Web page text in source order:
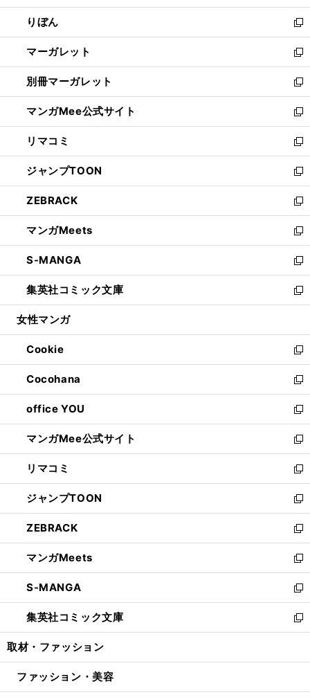
開
く
ウ
で
開
く
ン
ド
ウ
で
開
く
ウ
ィ
ン
ド
ウ
で
開
く
りぼん
新
し
い
ウ
ィ
ン
ド
ウ
で
開
く
マーガレット
新
し
い
ウ
ィ
ン
ド
ウ
で
開
く
別冊マーガレット
新
し
い
ウ
ィ
ン
ド
ウ
で
開
く
マンガMee公式サイト
新
し
い
ウ
ィ
ン
ド
ウ
で
開
く
リマコミ
新
し
い
ウ
ィ
ン
ド
ウ
で
開
く
ジャンプTOON
新
し
い
ウ
ィ
ン
ド
ウ
で
開
ZEBRACK
新
し
い
ウ
ィ
ン
ド
ウ
開
く
マンガMeets
新
し
い
ウ
ィ
ン
ウ
で
開
く
S-MANGA
新
し
い
ウ
ン
ド
ウ
で
開
く
集英社コミック文庫
新
し
ウ
ィ
ン
ド
ウ
で
開
く
女性マンガ
Cookie
新
し
い
ウ
ィ
ン
ド
ウ
で
開
く
Cocohana
新
し
い
ウ
ィ
ン
ド
ウ
で
開
く
office YOU
新
し
い
ウ
ィ
ン
ド
ウ
で
開
く
マンガMee公式サイト
新
し
い
ウ
ィ
ン
ド
ウ
で
開
く
リマコミ
新
し
い
ウ
ィ
ン
ド
ウ
で
開
く
ジャンプTOON
新
し
い
ウ
ィ
ン
ド
ウ
で
開
ZEBRACK
新
し
い
ウ
ィ
ン
ド
ウ
開
マンガMeets
新
し
い
ウ
ィ
ン
ウ
開
S-MANGA
新
し
い
ウ
ン
ウ
集英社コミック文庫
新
し
ウ
ン
取材・ファッション
ファッション・美容